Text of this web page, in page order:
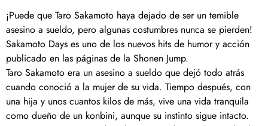
¡Puede que Taro Sakamoto haya dejado de ser un temible
asesino a sueldo, pero algunas costumbres nunca se pierden!
Sakamoto Days es uno de los nuevos hits de humor y acción
publicado en las páginas de la Shonen Jump.
Taro Sakamoto era un asesino a sueldo que dejó todo atrás
cuando conoció a la mujer de su vida. Tiempo después, con
una hija y unos cuantos kilos de más, vive una vida tranquila
como dueño de un konbini, aunque su instinto sigue intacto.